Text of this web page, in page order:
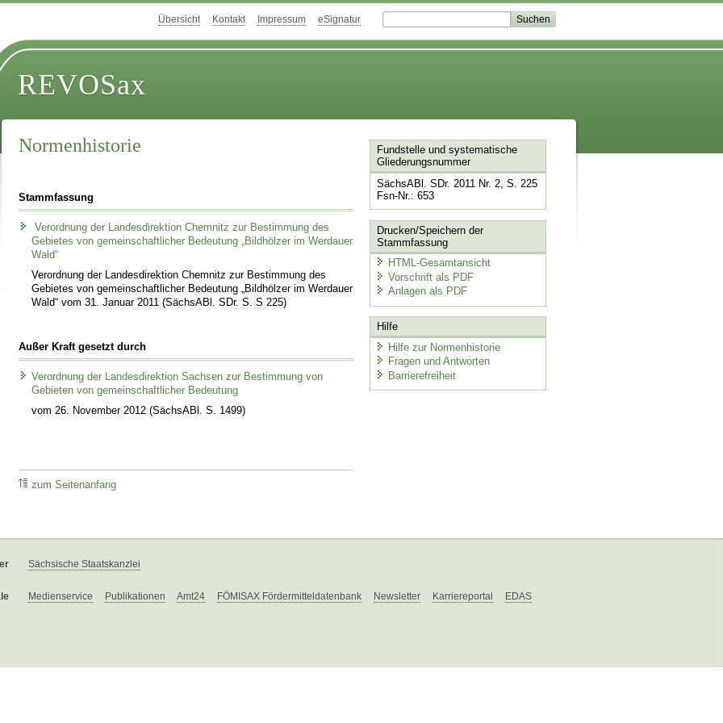
Übersicht Kontakt Impressum eSignatur
REVOSax
Normenhistorie
Stammfassung
Verordnung der Landesdirektion Chemnitz zur Bestimmung des
Gebietes von gemeinschaftlicher Bedeutung „Bildhölzer im Werdauer
Wald“
Verordnung der Landesdirektion Chemnitz zur Bestimmung des
Gebietes von gemeinschaftlicher Bedeutung „Bildhölzer im Werdauer
Wald“ vom 31. Januar 2011 (SächsABl. SDr. S. S 225)
Außer Kraft gesetzt durch
Verordnung der Landesdirektion Sachsen zur Bestimmung von
Gebieten von gemeinschaftlicher Bedeutung
vom 26. November 2012 (SächsABl. S. 1499)
zum Seitenanfang
Fundstelle und systematische
Gliederungsnummer
SächsABl. SDr. 2011 Nr. 2, S. 225
Fsn-Nr.: 653
Drucken/Speichern der
Stammfassung
HTML-Gesamtansicht
Vorschrift als PDF
Anlagen als PDF
Hilfe
Hilfe zur Normenhistorie
Fragen und Antworten
Barrierefreiheit
Sächsische Staatskanzlei
Medienservice Publikationen Amt24 FÖMISAX Fördermitteldatenbank Newsletter Karriereportal EDAS